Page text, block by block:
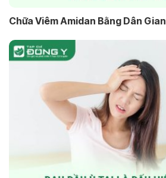
Chữa Viêm Amidan Bằng Dân Gian